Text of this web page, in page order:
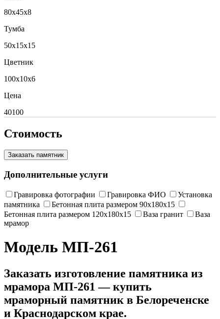
80x45x8
Тумба
50x15x15
Цветник
100x10x6
Цена
40100
Стоимость
Заказать памятник
Дополнительные услуги
Гравировка фотографии Гравировка ФИО
Установка
памятника
Бетонная плита размером 90х180х15
Бетонная плита размером 120х180х15
Ваза гранит
Ваза
мрамор
Модель МП-261
Заказать изготовление памятника из
мрамора МП-261 — купить
мраморный памятник в Белореченске
и Краснодарском крае.